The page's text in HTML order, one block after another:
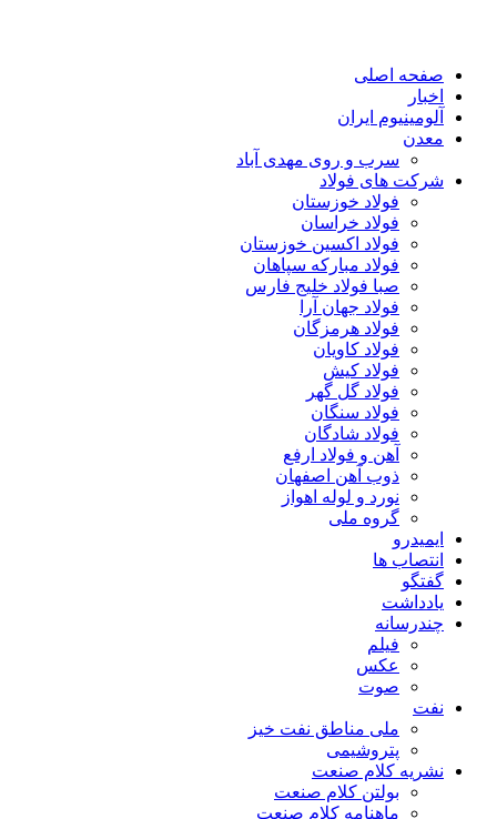
صفحه اصلی
اخبار
آلومینیوم ایران
معدن
سرب و روی مهدی آباد
شرکت های فولاد
فولاد خوزستان
فولاد خراسان
فولاد اکسین خوزستان
فولاد مبارکه سپاهان
صبا فولاد خلیج فارس
فولاد جهان آرا
فولاد هرمزگان
فولاد کاویان
فولاد کیش
فولاد گل گهر
فولاد سنگان
فولاد شادگان
آهن و فولاد ارفع
ذوب آهن اصفهان
نورد و لوله اهواز
گروه ملی
ایمیدرو
انتصاب ها
گفتگو
یادداشت
چندرسانه
فیلم
عکس
صوت
نفت
ملی مناطق نفت خیز
پتروشیمی
نشریه کلام صنعت
بولتن کلام صنعت
ماهنامه کلام صنعت